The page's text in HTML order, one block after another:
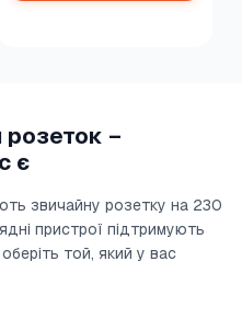
–
є
звичайну розетку на 230
пристрої підтримують
той, який у вас